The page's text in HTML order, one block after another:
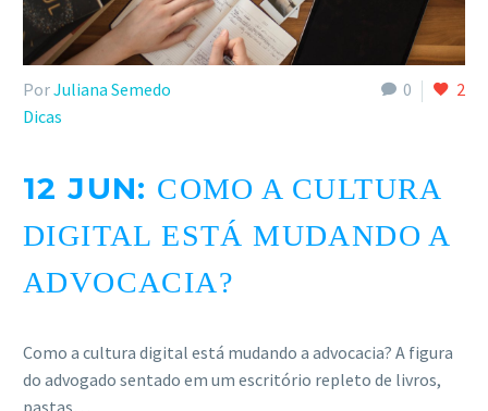
0 2
PorJuliana Semedo
Dicas
12 JUN: COMO A CULTURA
DIGITAL ESTÁ MUDANDO A
ADVOCACIA?
Como a cultura digital está mudando a advocacia? A figura
do advogado sentado em um escritório repleto de livros,